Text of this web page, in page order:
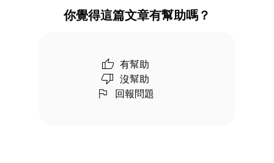
你覺得這篇文章有幫助嗎？
有幫助
沒幫助
回報問題